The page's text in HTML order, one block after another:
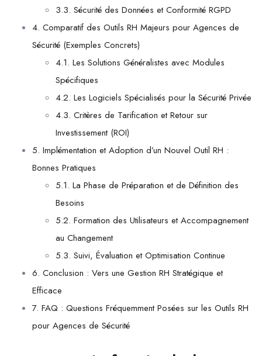
3.3. Sécurité des Données et Conformité RGPD
4. Comparatif des Outils RH Majeurs pour Agences de
Sécurité (Exemples Concrets)
4.1. Les Solutions Généralistes avec Modules
Spécifiques
4.2. Les Logiciels Spécialisés pour la Sécurité Privée
4.3. Critères de Tarification et Retour sur
Investissement (ROI)
5. Implémentation et Adoption d’un Nouvel Outil RH :
Bonnes Pratiques
5.1. La Phase de Préparation et de Définition des
Besoins
5.2. Formation des Utilisateurs et Accompagnement
au Changement
5.3. Suivi, Évaluation et Optimisation Continue
6. Conclusion : Vers une Gestion RH Stratégique et
Efficace
7. FAQ : Questions Fréquemment Posées sur les Outils RH
pour Agences de Sécurité